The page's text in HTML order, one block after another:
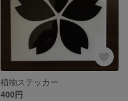
植物ステッカー
400円